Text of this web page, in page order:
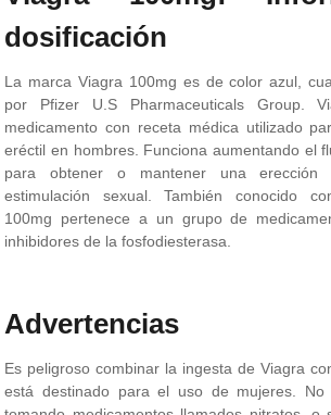
dosificación
La marca Viagra 100mg es de color azul,
por Pfizer U.S Pharmaceuticals Group.
medicamento con receta médica utilizado
eréctil en hombres. Funciona aumentando el
para obtener o mantener una erección
estimulación sexual. También conocido
100mg pertenece a un grupo de
inhibidores de la fosfodiesterasa.
Advertencias
Es peligroso combinar la ingesta de Viagra
está destinado para el uso de mujeres. No